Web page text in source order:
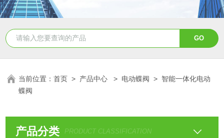
当前位置：首页 > 产品中心 > 电动蝶阀 > 智能一体化电动
蝶阀
产品分类 PRODUCT CLASSIFICATION